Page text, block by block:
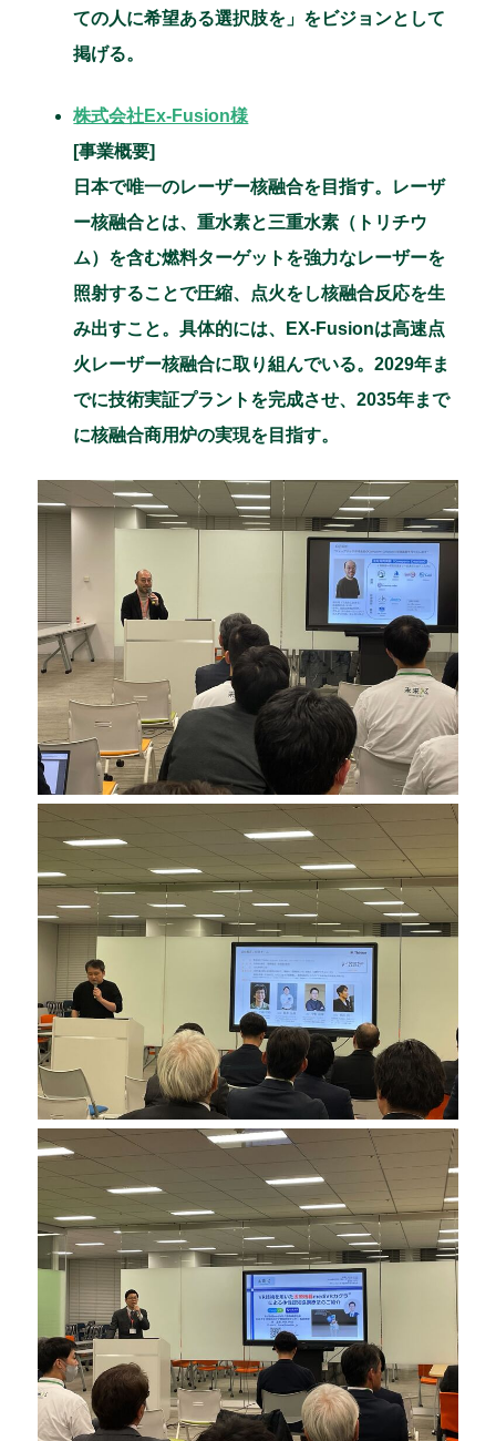
ての人に希望ある選択肢を」をビジョンとして
掲げる。
株式会社Ex-Fusion様
[事業概要]
日本で唯一のレーザー核融合を目指す。レーザ
ー核融合とは、重水素と三重水素（トリチウ
ム）を含む燃料ターゲットを強力なレーザーを
照射することで圧縮、点火をし核融合反応を生
み出すこと。具体的には、EX-Fusionは高速点
火レーザー核融合に取り組んでいる。2029年ま
でに技術実証プラントを完成させ、2035年まで
に核融合商用炉の実現を目指す。